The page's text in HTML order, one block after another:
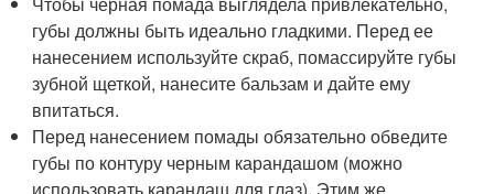
губы должны быть идеально гладкими. Перед ее
нанесением используйте скраб, помассируйте губы
зубной щеткой, нанесите бальзам и дайте ему
впитаться.
Перед нанесением помады обязательно обведите
губы по контуру черным карандашом (можно